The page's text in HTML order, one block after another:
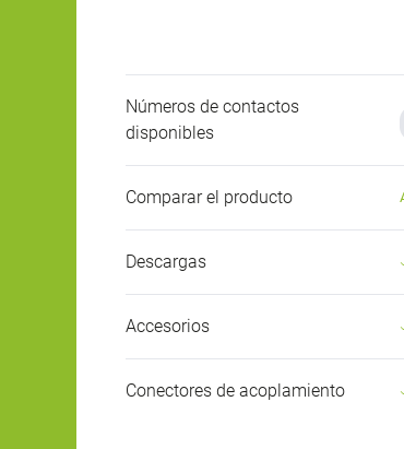
Números de contactos
disponibles
Comparar el producto
Descargas
Accesorios
Conectores de acoplamiento